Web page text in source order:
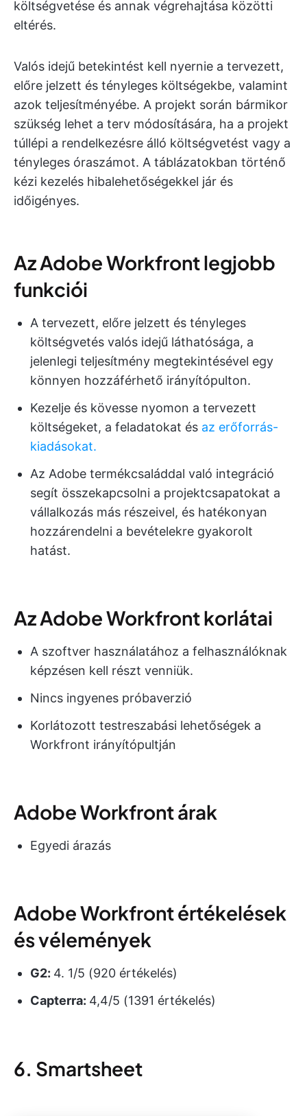
költségvetése és annak végrehajtása közötti
eltérés.
Valós idejű betekintést kell nyernie a tervezett,
előre jelzett és tényleges költségekbe, valamint
azok teljesítményébe. A projekt során bármikor
szükség lehet a terv módosítására, ha a projekt
túllépi a rendelkezésre álló költségvetést vagy a
tényleges óraszámot. A táblázatokban történő
kézi kezelés hibalehetőségekkel jár és
időigényes.
Az Adobe Workfront legjobb
funkciói
A tervezett, előre jelzett és tényleges
költségvetés valós idejű láthatósága, a
jelenlegi teljesítmény megtekintésével egy
könnyen hozzáférhető irányítópulton.
Kezelje és kövesse nyomon a tervezett
költségeket, a feladatokat és az erőforrás-
kiadásokat.
Az Adobe termékcsaláddal való integráció
segít összekapcsolni a projektcsapatokat a
vállalkozás más részeivel, és hatékonyan
hozzárendelni a bevételekre gyakorolt
hatást.
Az Adobe Workfront korlátai
A szoftver használatához a felhasználóknak
képzésen kell részt venniük.
Nincs ingyenes próbaverzió
Korlátozott testreszabási lehetőségek a
Workfront irányítópultján
Adobe Workfront árak
Egyedi árazás
Adobe Workfront értékelések
és vélemények
G2: 4. 1/5 (920 értékelés)
Capterra: 4,4/5 (1391 értékelés)
6. Smartsheet